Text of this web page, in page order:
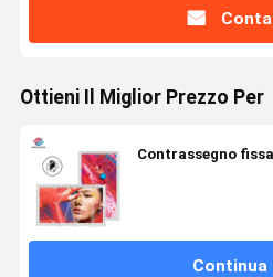
Ottieni Il Miglior Prezzo Per
Contrassegno
Continua